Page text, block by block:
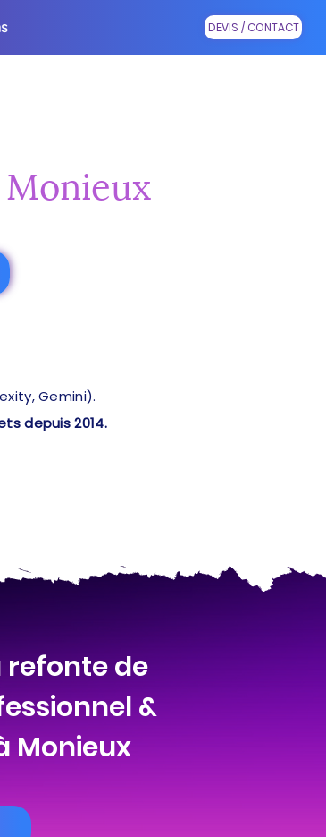
DEVIS / CONTACT
Gemini).
depuis 2014.
refonte de
&
Monieux